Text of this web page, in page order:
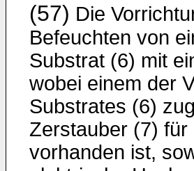
(57) Die
Befeuchten von
Substrat (6) mit
wobei einem der
Substrates (6)
Zerstauber (7)
vorhanden ist,